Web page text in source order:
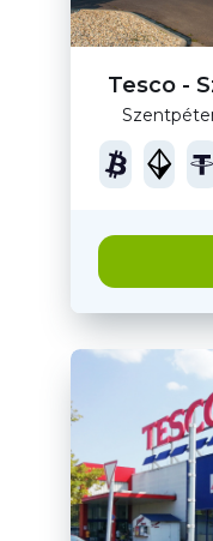
Tesco -